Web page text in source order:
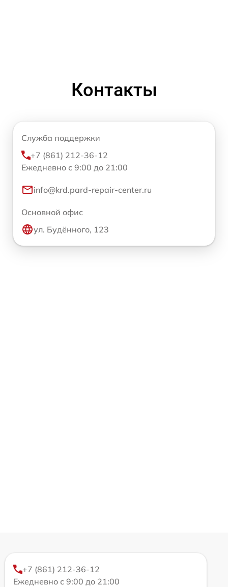
Контакты
Служба поддержки
+7 (861) 212-36-12
Ежедневно с 9:00 до 21:00
info@krd.pard-repair-center.ru
Основной офис
ул. Будённого, 123
+7 (861) 212-36-12
Ежедневно с 9:00 до 21:00